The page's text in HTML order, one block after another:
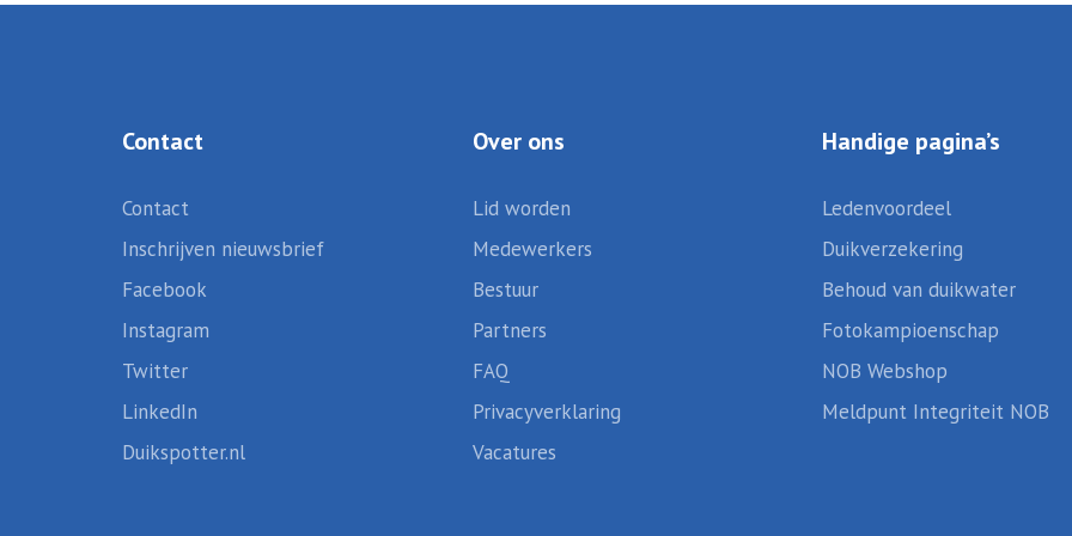
Contact
Contact
Inschrijven nieuwsbrief
Facebook
Instagram
Twitter
LinkedIn
Duikspotter.nl
Over ons
Lid worden
Medewerkers
Bestuur
Partners
FAQ
Privacyverklaring
Vacatures
Handige pagina’s
Ledenvoordeel
Duikverzekering
Behoud van duikwater
Fotokampioenschap
NOB Webshop
Meldpunt Integriteit NOB